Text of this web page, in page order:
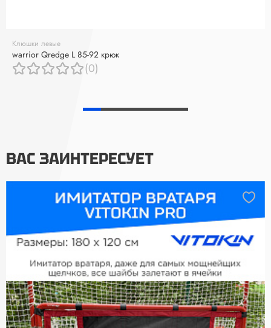
Клюшки левые
warrior Qredge L 85-92 крюк
(0)
ВАС ЗАИНТЕРЕСУЕТ